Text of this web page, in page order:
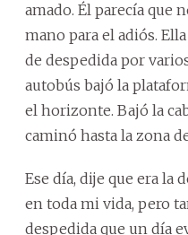
amado. Él parecía que
mano para el adiós.
de despedida por
autobús bajó la
el horizonte. Bajó la
caminó hasta la zona
Ese día, dije que era la
en toda mi vida, pero
despedida que un día